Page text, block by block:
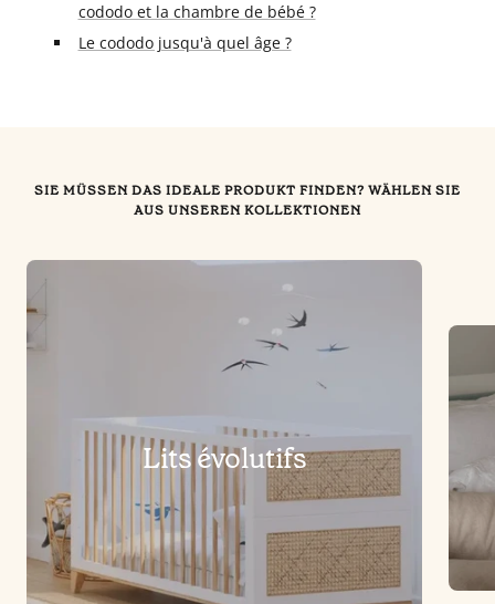
cododo et la chambre de bébé ?
Le cododo jusqu'à quel âge ?
SIE MÜSSEN DAS IDEALE PRODUKT FINDEN? WÄHLEN SIE
AUS UNSEREN KOLLEKTIONEN
Lits évolutifs